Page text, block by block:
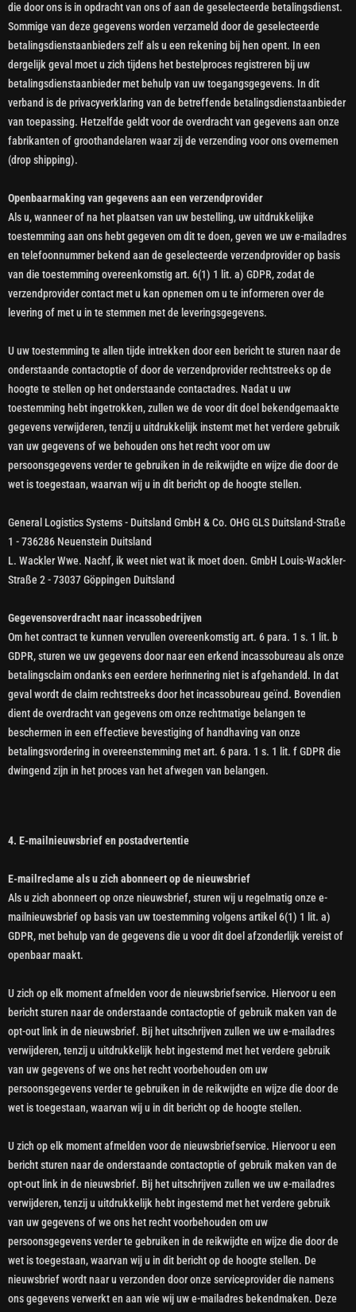
die door ons is in opdracht van ons of aan de geselecteerde betalingsdienst.
Sommige van deze gegevens worden verzameld door de geselecteerde
betalingsdienstaanbieders zelf als u een rekening bij hen opent. In een
dergelijk geval moet u zich tijdens het bestelproces registreren bij uw
betalingsdienstaanbieder met behulp van uw toegangsgegevens. In dit
verband is de privacyverklaring van de betreffende betalingsdienstaanbieder
van toepassing. Hetzelfde geldt voor de overdracht van gegevens aan onze
fabrikanten of groothandelaren waar zij de verzending voor ons overnemen
(drop shipping).
Openbaarmaking van gegevens aan een verzendprovider
Als u, wanneer of na het plaatsen van uw bestelling, uw uitdrukkelijke
toestemming aan ons hebt gegeven om dit te doen, geven we uw e-mailadres
en telefoonnummer bekend aan de geselecteerde verzendprovider op basis
van die toestemming overeenkomstig art. 6(1) 1 lit. a) GDPR, zodat de
verzendprovider contact met u kan opnemen om u te informeren over de
levering of met u in te stemmen met de leveringsgegevens.
U uw toestemming te allen tijde intrekken door een bericht te sturen naar de
onderstaande contactoptie of door de verzendprovider rechtstreeks op de
hoogte te stellen op het onderstaande contactadres. Nadat u uw
toestemming hebt ingetrokken, zullen we de voor dit doel bekendgemaakte
gegevens verwijderen, tenzij u uitdrukkelijk instemt met het verdere gebruik
van uw gegevens of we behouden ons het recht voor om uw
persoonsgegevens verder te gebruiken in de reikwijdte en wijze die door de
wet is toegestaan, waarvan wij u in dit bericht op de hoogte stellen.
General Logistics Systems - Duitsland GmbH & Co. OHG GLS Duitsland-Straße
1 - 736286 Neuenstein Duitsland
L. Wackler Wwe. Nachf, ik weet niet wat ik moet doen. GmbH Louis-Wackler-
Straße 2 - 73037 Göppingen Duitsland
Gegevensoverdracht naar incassobedrijven
Om het contract te kunnen vervullen overeenkomstig art. 6 para. 1 s. 1 lit. b
GDPR, sturen we uw gegevens door naar een erkend incassobureau als onze
betalingsclaim ondanks een eerdere herinnering niet is afgehandeld. In dat
geval wordt de claim rechtstreeks door het incassobureau geïnd. Bovendien
dient de overdracht van gegevens om onze rechtmatige belangen te
beschermen in een effectieve bevestiging of handhaving van onze
betalingsvordering in overeenstemming met art. 6 para. 1 s. 1 lit. f GDPR die
dwingend zijn in het proces van het afwegen van belangen.
4. E-mailnieuwsbrief en postadvertentie
E-mailreclame als u zich abonneert op de nieuwsbrief
Als u zich abonneert op onze nieuwsbrief, sturen wij u regelmatig onze e-
mailnieuwsbrief op basis van uw toestemming volgens artikel 6(1) 1 lit. a)
GDPR, met behulp van de gegevens die u voor dit doel afzonderlijk vereist of
openbaar maakt.
U zich op elk moment afmelden voor de nieuwsbriefservice. Hiervoor u een
bericht sturen naar de onderstaande contactoptie of gebruik maken van de
opt-out link in de nieuwsbrief. Bij het uitschrijven zullen we uw e-mailadres
verwijderen, tenzij u uitdrukkelijk hebt ingestemd met het verdere gebruik
van uw gegevens of we ons het recht voorbehouden om uw
persoonsgegevens verder te gebruiken in de reikwijdte en wijze die door de
wet is toegestaan, waarvan wij u in dit bericht op de hoogte stellen.
U zich op elk moment afmelden voor de nieuwsbriefservice. Hiervoor u een
bericht sturen naar de onderstaande contactoptie of gebruik maken van de
opt-out link in de nieuwsbrief. Bij het uitschrijven zullen we uw e-mailadres
verwijderen, tenzij u uitdrukkelijk hebt ingestemd met het verdere gebruik
van uw gegevens of we ons het recht voorbehouden om uw
persoonsgegevens verder te gebruiken in de reikwijdte en wijze die door de
wet is toegestaan, waarvan wij u in dit bericht op de hoogte stellen. De
nieuwsbrief wordt naar u verzonden door onze serviceprovider die namens
ons gegevens verwerkt en aan wie wij uw e-mailadres bekendmaken. Deze